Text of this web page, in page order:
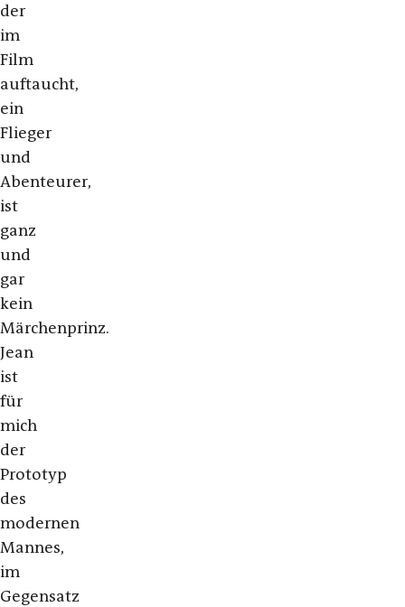
der
im
Film
auftaucht,
ein
Flieger
und
Abenteurer,
ist
ganz
und
gar
kein
Märchenprinz.
Jean
ist
für
mich
der
Prototyp
des
modernen
Mannes,
im
Gegensatz